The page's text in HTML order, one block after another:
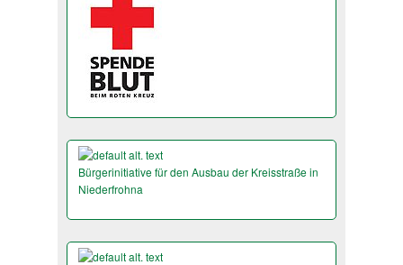
Bürgerinitiative für den Ausbau der Kreisstraße in
Niederfrohna